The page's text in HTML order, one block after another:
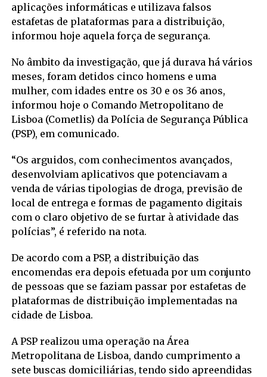
aplicações informáticas e utilizava falsos
estafetas de plataformas para a distribuição,
informou hoje aquela força de segurança.
No âmbito da investigação, que já durava há vários
meses, foram detidos cinco homens e uma
mulher, com idades entre os 30 e os 36 anos,
informou hoje o Comando Metropolitano de
Lisboa (Cometlis) da Polícia de Segurança Pública
(PSP), em comunicado.
“Os arguidos, com conhecimentos avançados,
desenvolviam aplicativos que potenciavam a
venda de várias tipologias de droga, previsão de
local de entrega e formas de pagamento digitais
com o claro objetivo de se furtar à atividade das
polícias”, é referido na nota.
De acordo com a PSP, a distribuição das
encomendas era depois efetuada por um conjunto
de pessoas que se faziam passar por estafetas de
plataformas de distribuição implementadas na
cidade de Lisboa.
A PSP realizou uma operação na Área
Metropolitana de Lisboa, dando cumprimento a
sete buscas domiciliárias, tendo sido apreendidas